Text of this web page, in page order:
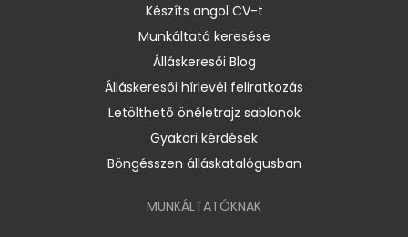
Készíts angol CV-t
Munkáltató keresése
Álláskeresői Blog
Álláskeresői hírlevél feliratkozás
Letölthető önéletrajz sablonok
Gyakori kérdések
Böngésszen álláskatalógusban
MUNKÁLTATÓKNAK